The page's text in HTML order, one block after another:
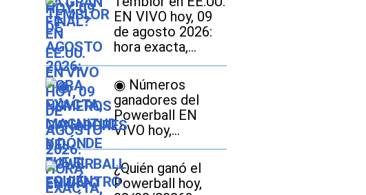
del último sismo
EN VIVO hoy, 09
de agosto 2026:
hora exacta,
magnitud y dónde
fue el epicentro
del último sismo
◉ Números
ganadores del
Powerball EN
VIVO hoy,
08/08/2026 - mira
los resultados del
sorteo de $856
millones
¿Quién ganó el
Powerball hoy,